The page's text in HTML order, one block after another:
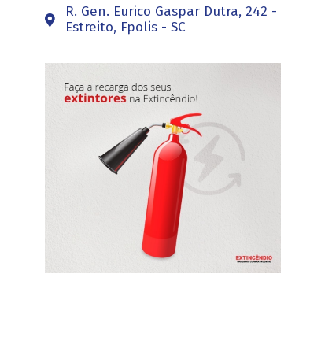
R. Gen. Eurico Gaspar Dutra, 242 -
Estreito, Fpolis - SC